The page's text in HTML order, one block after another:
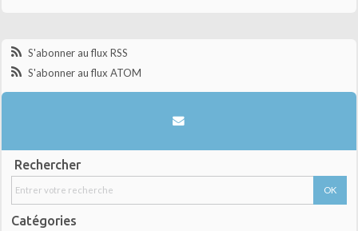
S'abonner au flux RSS
S'abonner au flux ATOM
Rechercher
Catégories